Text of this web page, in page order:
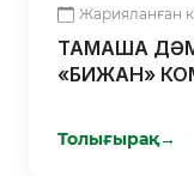
Жарияланған
ТАМАША
«БИЖАН»
Толығырақ→